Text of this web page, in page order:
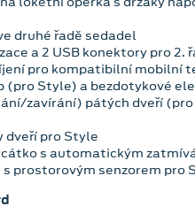
druhé řadě sedadel
a 2 USB konektory pro 2.
pro kompatibilní mobilní
(pro Style) a bezdotykové
zavírání) pátých dveří
dveří pro Style
s automatickým
prostorovým senzorem pro